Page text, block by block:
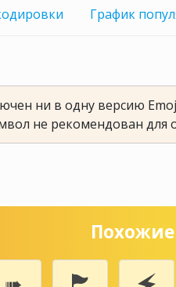
График
ни в одну версию
не рекомендован для